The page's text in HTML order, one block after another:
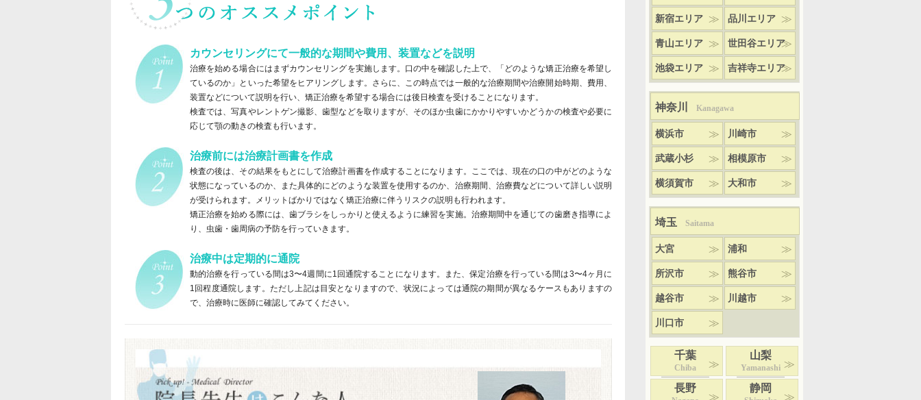
カウンセリングにて一般的な期間や費用、装置などを説明
治療を始める場合にはまずカウンセリングを実施します。口の中を確認した上で、「どのような矯正治療を希望し
ているのか」といった希望をヒアリングします。さらに、この時点では一般的な治療期間や治療開始時期、費用、
装置などについて説明を行い、矯正治療を希望する場合には後日検査を受けることになります。
検査では、写真やレントゲン撮影、歯型などを取りますが、そのほか虫歯にかかりやすいかどうかの検査や必要に
応じて顎の動きの検査も行います。
治療前には治療計画書を作成
検査の後は、その結果をもとにして治療計画書を作成することになります。ここでは、現在の口の中がどのような
状態になっているのか、また具体的にどのような装置を使用するのか、治療期間、治療費などについて詳しい説明
が受けられます。メリットばかりではなく矯正治療に伴うリスクの説明も行われます。
矯正治療を始める際には、歯ブラシをしっかりと使えるように練習を実施。治療期間中を通じての歯磨き指導によ
り、虫歯・歯周病の予防を行っていきます。
治療中は定期的に通院
動的治療を行っている間は3〜4週間に1回通院することになります。また、保定治療を行っている間は3〜4ヶ月に
1回程度通院します。ただし上記は目安となりますので、状況によっては通院の期間が異なるケースもありますの
で、治療時に医師に確認してみてください。
新宿エリア 品川エリア
青山エリア 世田谷エリア
池袋エリア 吉祥寺エリア
神奈川 Kanagawa
横浜市 川崎市
武蔵小杉 相模原市
横須賀市 大和市
埼玉 Saitama
大宮 浦和
所沢市 熊谷市
越谷市 川越市
川口市
千葉
Chiba
山梨
Yamanashi
長野 静岡